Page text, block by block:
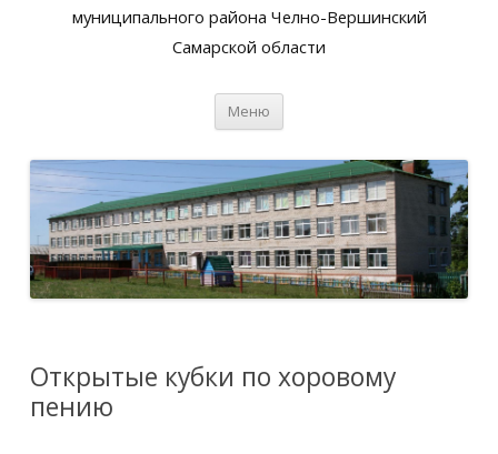
муниципального района Челно-Вершинский
Самарской области
Меню
Открытые кубки по хоровому
пению